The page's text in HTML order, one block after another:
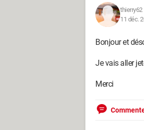
thierry62
11 déc.
Bonjour et
Je vais aller
Merci